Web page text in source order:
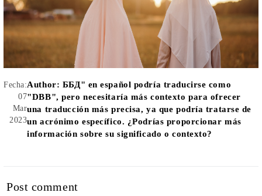
Fecha:
07
Mar
2023
Author: ББД" en español podría traducirse como
"DBB", pero necesitaría más contexto para ofrecer
una traducción más precisa, ya que podría tratarse de
un acrónimo específico. ¿Podrías proporcionar más
información sobre su significado o contexto?
Post comment